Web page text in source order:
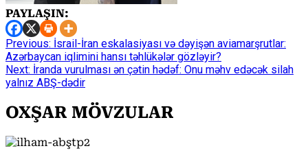
PAYLAŞIN:
Continue
Reading
Previous: İsrail-İran eskalasiyası və dəyişən aviamarşrutlar:
Azərbaycan iqlimini hansı təhlükələr gözləyir?
Next: İranda vurulması ən çətin hədəf: Onu məhv edəcək silah
yalnız ABŞ-dədir
OXŞAR MÖVZULAR